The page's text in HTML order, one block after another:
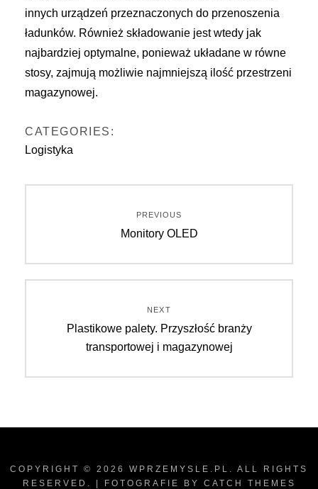
innych urządzeń przeznaczonych do przenoszenia
ładunków. Również składowanie jest wtedy jak
najbardziej optymalne, ponieważ układane w równe
stosy, zajmują możliwie najmniejszą ilość przestrzeni
magazynowej.
CATEGORIES:
Logistyka
Nawigacja
wpisu
PREVIOUS
Previous
Monitory OLED
NEXT
Next
post:
Plastikowe palety. Przyszłość branży
transportowej i magazynowej
COPYRIGHT © 2026 WPRZEMYSLE.PL . ALL RIGHTS
RESERVED. | FOTOGRAFIE BY CATCH THEMES